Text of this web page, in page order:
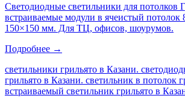
Светодиодные светильники для потолков
встраиваемые модули в ячеистый потолок
150×150 мм. Для ТЦ, офисов, шоурумов.
Подробнее →
светильники грильято в Казани.
грильято в Казани. светильник в потолок
встраиваемый светильник грильято в